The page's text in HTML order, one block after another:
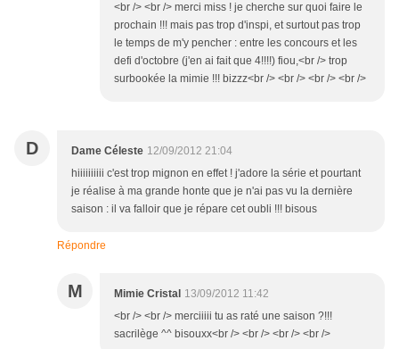
<br /> <br /> merci miss ! je cherche sur quoi faire le
prochain !!! mais pas trop d'inspi, et surtout pas trop
le temps de m'y pencher : entre les concours et les
defi d'octobre (j'en ai fait que 4!!!!) fiou,<br /> trop
surbookée la mimie !!! bizzz<br /> <br /> <br /> <br />
D Dame Céleste 12/09/2012 21:04
hiiiiiiiiii c'est trop mignon en effet ! j'adore la série et pourtant
je réalise à ma grande honte que je n'ai pas vu la dernière
saison : il va falloir que je répare cet oubli !!! bisous
Répondre
M Mimie Cristal 13/09/2012 11:42
<br /> <br /> merciiiii tu as raté une saison ?!!!
sacrilège ^^ bisouxx<br /> <br /> <br /> <br />